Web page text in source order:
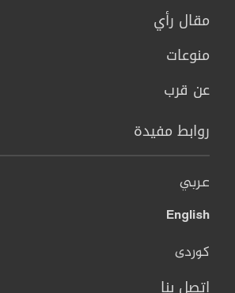
مقال رأي
منوعات
عن قرب
روابط مفيدة
عربي
English
کوردی
اتصل بنا